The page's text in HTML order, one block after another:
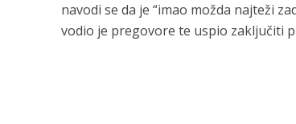
navodi se da je “imao možda najteži
vodio je pregovore te uspio zaključiti